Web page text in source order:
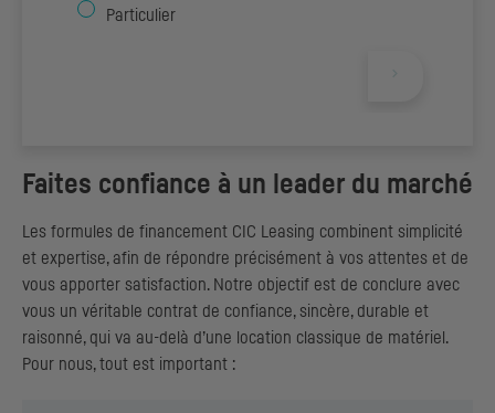
Particulier
Faites confiance à un leader du marché
Les formules de financement CIC Leasing combinent simplicité
et expertise, afin de répondre précisément à vos attentes et de
vous apporter satisfaction. Notre objectif est de conclure avec
vous un véritable contrat de confiance, sincère, durable et
raisonné, qui va au-delà d’une location classique de matériel.
Pour nous, tout est important :